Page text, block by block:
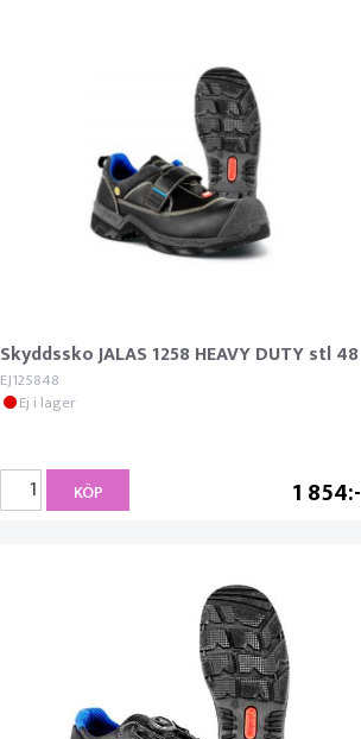
Skyddssko JALAS 1258 HEAVY DUTY stl 48
EJ125848
Ej i lager
1 854
KÖP